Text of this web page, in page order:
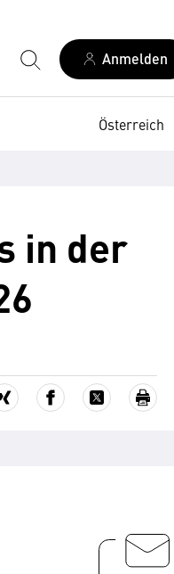
Anmelden
Österreich
in der